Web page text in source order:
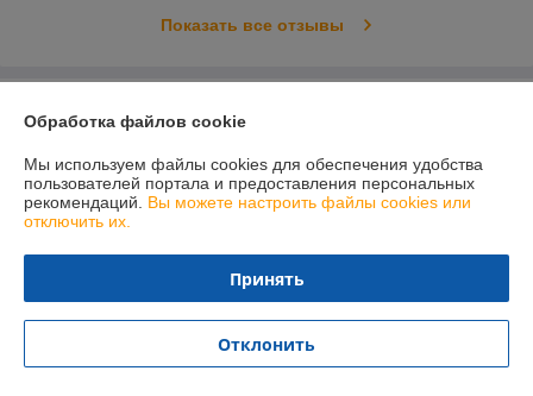
Показать все отзывы
Контакты
Доставка и оплата
Обработка файлов cookie
Мы используем файлы cookies для обеспечения удобства
пользователей портала и предоставления персональных
рекомендаций. Вы можете настроить файлы cookies или
отключить их.
Принять
Отклонить